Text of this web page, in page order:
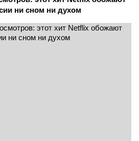
ни сном ни духом